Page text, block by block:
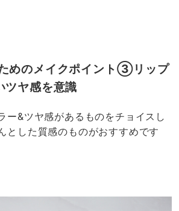
めのメイクポイント③リップ
ツヤ感を意識
ー&ツヤ感があるものをチョイスし
とした質感のものがおすすめです